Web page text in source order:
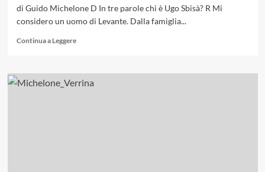
di Guido Michelone D In tre parole chi è Ugo Sbisà? R Mi
considero un uomo di Levante. Dalla famiglia...
Continua a LeggereLeggi
su
Ugo